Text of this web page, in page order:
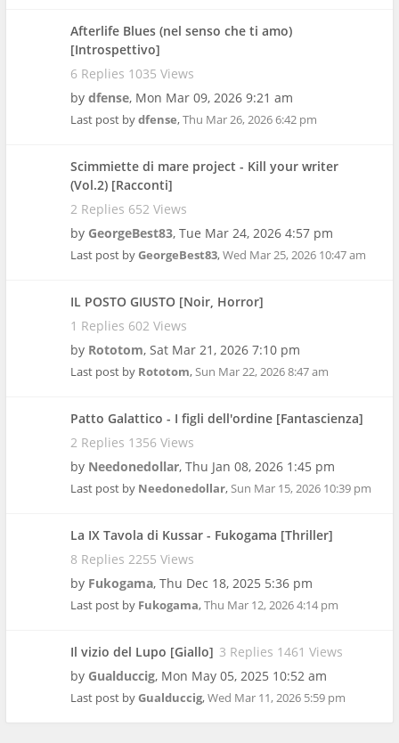
Afterlife Blues (nel senso che ti amo)
[Introspettivo]
6 Replies 1035 Views
by dfense, Mon Mar 09, 2026 9:21 am
Last post bydfense,Thu Mar 26, 2026 6:42 pm
Scimmiette di mare project - Kill your writer
(Vol.2) [Racconti]
2 Replies 652 Views
by GeorgeBest83, Tue Mar 24, 2026 4:57 pm
Last post byGeorgeBest83,Wed Mar 25, 2026 10:47 am
IL POSTO GIUSTO [Noir, Horror]
1 Replies 602 Views
by Rototom, Sat Mar 21, 2026 7:10 pm
Last post by Rototom,Sun Mar 22, 2026 8:47 am
Patto Galattico - I figli dell'ordine [Fantascienza]
2 Replies 1356 Views
by Needonedollar, Thu Jan 08, 2026 1:45 pm
Last post by Needonedollar,Sun Mar 15, 2026 10:39 pm
La IX Tavola di Kussar - Fukogama [Thriller]
8 Replies 2255 Views
by Fukogama, Thu Dec 18, 2025 5:36 pm
Last post by Fukogama,Thu Mar 12, 2026 4:14 pm
Il vizio del Lupo [Giallo] 3 Replies 1461 Views
by Gualduccig, Mon May 05, 2025 10:52 am
Last post byGualduccig,Wed Mar 11, 2026 5:59 pm